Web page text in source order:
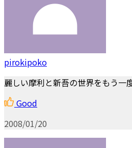
pirokipoko
麗しい摩利と新吾の世界をもう一
Good
2008/01/20